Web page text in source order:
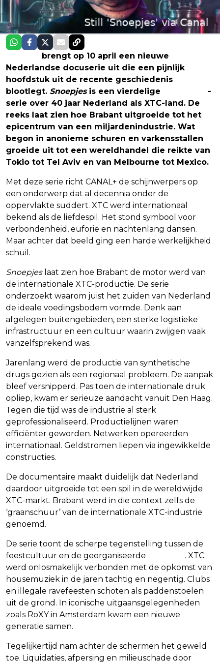
brengt op 10 april een nieuwe
Nederlandse docuserie uit die een pijnlijk
hoofdstuk uit de recente geschiedenis
blootlegt. Snoepjesis een vierdelige
-
serie over 40 jaar Nederland als XTC-land. De
reeks laat zien hoe Brabant uitgroeide tot het
epicentrum van een miljardenindustrie. Wat
begon in anonieme schuren en varkensstallen
groeide uit tot een wereldhandel die reikte van
Tokio tot Tel Aviv en van Melbourne tot Mexico.
Met deze serie richt CANAL+ de schijnwerpers op
een onderwerp dat al decennia onder de
oppervlakte suddert. XTC werd internationaal
bekend als de liefdespil. Het stond symbool voor
verbondenheid, euforie en nachtenlang dansen.
Maar achter dat beeld ging een harde werkelijkheid
schuil.
Snoepjeslaat zien hoe Brabant de motor werd van
de internationale XTC-productie. De serie
onderzoekt waarom juist het zuiden van Nederland
de ideale voedingsbodem vormde. Denk aan
afgelegen buitengebieden, een sterke logistieke
infrastructuur en een cultuur waarin zwijgen vaak
vanzelfsprekend was.
Jarenlang werd de productie van synthetische
drugs gezien als een regionaal probleem. De aanpak
bleef versnipperd. Pas toen de internationale druk
opliep, kwam er serieuze aandacht vanuit Den Haag.
Tegen die tijd was de industrie al sterk
geprofessionaliseerd. Productielijnen waren
efficiënter geworden. Netwerken opereerden
internationaal. Geldstromen liepen via ingewikkelde
constructies.
De documentaire maakt duidelijk dat Nederland
daardoor uitgroeide tot een spil in de wereldwijde
XTC-markt. Brabant werd in die context zelfs de
‘graanschuur’ van de internationale XTC-industrie
genoemd.
De serie toont de scherpe tegenstelling tussen de
feestcultuur en de georganiseerde
. XTC
werd onlosmakelijk verbonden met de opkomst van
housemuziek in de jaren tachtig en negentig. Clubs
en illegale ravefeesten schoten als paddenstoelen
uit de grond. In iconische uitgaansgelegenheden
zoals RoXY in Amsterdam kwam een nieuwe
generatie samen.
Tegelijkertijd nam achter de schermen het geweld
toe. Liquidaties, afpersing en milieuschade door